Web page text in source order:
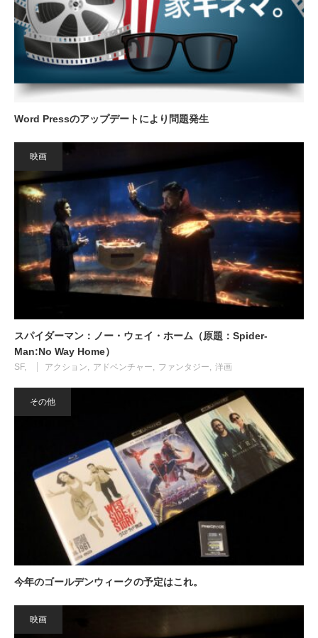
Word Pressのアップデートにより問題発生
映画
スパイダーマン：ノー・ウェイ・ホーム（原題：Spider-
Man:No Way Home）
SF アクション アドベンチャー ファンタジー 洋画
その他
今年のゴールデンウィークの予定はこれ。
映画